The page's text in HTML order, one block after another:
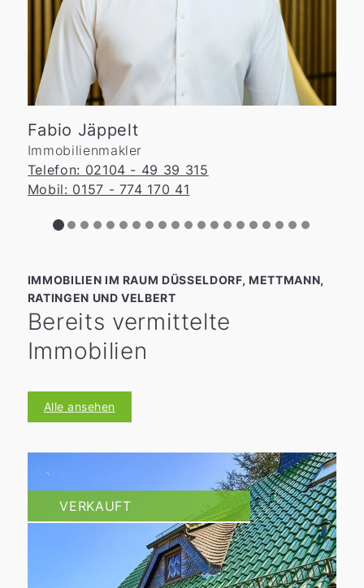
Fabio Jäppelt
Immobilienmakler
Telefon: 02104 - 49 39 315
Mobil: 0157 - 774 170 41
IMMOBILIEN IM RAUM DÜSSELDORF, METTMANN,
RATINGEN UND VELBERT
Bereits vermittelte
Immobilien
Alle ansehen
VERKAUFT